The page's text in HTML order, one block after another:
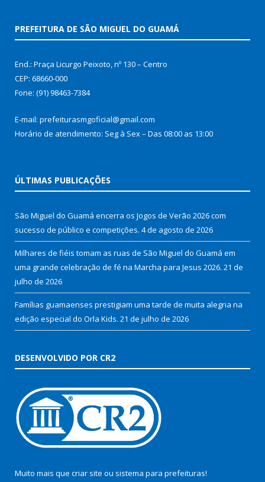
PREFEITURA DE SÃO MIGUEL DO GUAMÁ
End.: Praça Licurgo Peixoto, nº 130 – Centro
CEP: 68660-000
Fone: (91) 98463-7384
E-mail: prefeiturasmgoficial@gmail.com
Horário de atendimento: Seg à Sex – Das 08:00 as 13:00
ÚLTIMAS PUBLICAÇÕES
São Miguel do Guamá encerra os Jogos de Verão 2026 com
sucesso de público e competições. 4 de agosto de 2026
Milhares de fiéis tomam as ruas de São Miguel do Guamá em
uma grande celebração de fé na Marcha para Jesus 2026. 21 de
julho de 2026
Famílias guamaenses prestigiam uma tarde de muita alegria na
edição especial do Orla Kids. 21 de julho de 2026
DESENVOLVIDO POR CR2
Muito mais que criar site ou sistema para prefeituras!